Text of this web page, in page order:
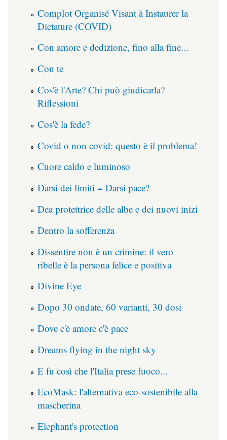
Complot Organisé Visant à Instaurer la
Dictature (COVID)
Con amore e dedizione, fino alla fine...
Con te
Cos'è l'Arte? Chi può giudicarla?
Riflessioni
Cos'è la fede?
Covid o non covid: questo è il problema!
Cuore caldo e luminoso
Darsi dei limiti = Darsi pace?
Dea protettrice delle albe e dei nuovi inizi
Dentro la sofferenza
Dissentire non è un crimine: il vero
ribelle è la persona felice e positiva
Divine Eye
Dopo 30 ondate, 60 varianti, 30 dosi
Dove c'è amore c'è pace
Dreams flying in the night sky
E fu così che l'Italia prese fuoco...
EcoMask: l'alternativa eco-sostenibile alla
mascherina
Elephant's protection